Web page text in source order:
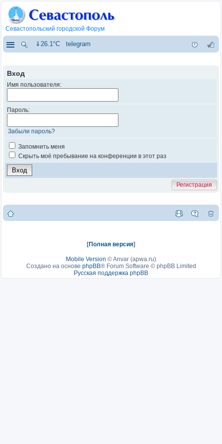
Севастопольский городской Форум
⇓26.1°C telegram
Вход
Имя пользователя:
Пароль:
Забыли пароль?
Запомнить меня
Скрыть моё пребывание на конференции в этот раз
Регистрация
[Полная версия]
Mobile Version ©Anvar (apwa.ru)
Создано на основе phpBB® Forum Software © phpBB Limited
Русская поддержка phpBB